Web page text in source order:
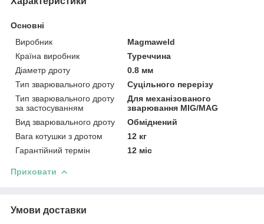
Основні
Виробник
Magmaweld
Країна виробник
Туреччина
Діаметр дроту
0.8 мм
Тип зварювального дроту
Суцільного перерізу
Тип зварювального дроту
за застосуванням
Для механізованого
зварювання MIG/MAG
Вид зварювального дроту
Обміднений
Вага котушки з дротом
12 кг
Гарантійний термін
12 міс
Приховати
Умови доставки